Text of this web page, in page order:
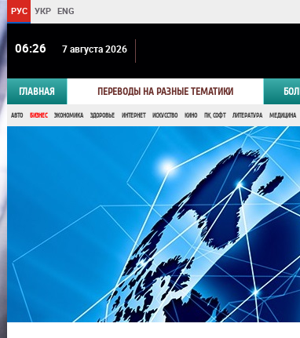
РУС УКР ENG
06 26 7 августа 2026
ГЛАВНАЯ ПЕРЕВОДЫ НА РАЗНЫЕ ТЕМАТИКИ
АВТО БИЗНЕС ЭКОНОМИКА ЗДОРОВЬЕ ИНТЕРНЕТ ИСКУССТВО КИНО ПК, СОФТ ЛИТЕРАТУРА МЕДИЦИНА